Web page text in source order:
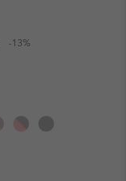
-13%